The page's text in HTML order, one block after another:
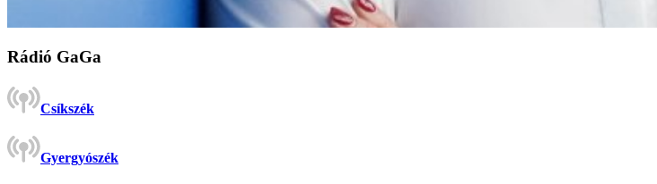
Rádió GaGa
Csíkszék
Gyergyószék